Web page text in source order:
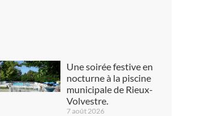
Une soirée festive en
nocturne à la piscine
municipale de Rieux-
Volvestre.
7 août 2026